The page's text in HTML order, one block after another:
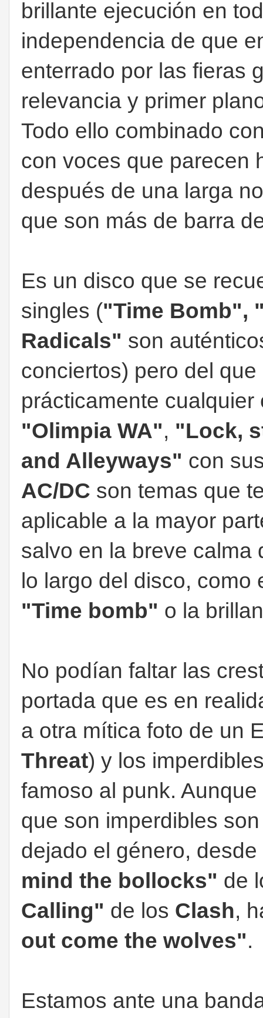
brillante ejecución en
independencia de que
enterrado por las fieras
relevancia y primer
Todo ello combinado
con voces que parecen
después de una larga
que son más de barra
Es un disco que se
singles ("Time Bomb",
Radicals" son
conciertos) pero del
prácticamente
"Olimpia WA", "Lock,
and Alleyways" con
AC/DC son temas que
aplicable a la mayor
salvo en la breve calma
lo largo del disco,
"Time bomb" o la
No podían faltar las
portada que es en
a otra mítica foto de un
Threat) y los
famoso al punk.
que son imperdibles
dejado el género,
mind the bollocks" de
Calling" de los Clash,
out come the wolves".
Estamos ante una